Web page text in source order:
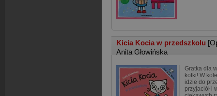
Kicia Kocia w przedszkolu
Anita Głowińska
Gratka dla
kotki! W
idzie do
przyjaciół i